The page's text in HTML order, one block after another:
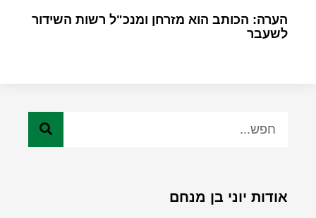
הערה: הכותב הוא מזרחן ומנכ"ל רשות השידור
לשעבר
אודות יוני בן מנחם